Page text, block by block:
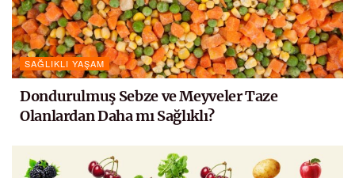
SAĞLIKLI YAŞAM
Dondurulmuş Sebze ve Meyveler Taze
Olanlardan Daha mı Sağlıklı?